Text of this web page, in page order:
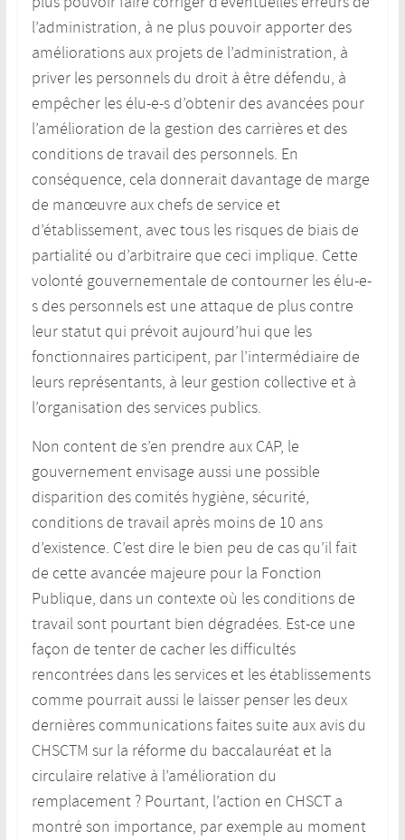
l’administration, à ne plus pouvoir apporter des
améliorations aux projets de l’administration, à
priver les personnels du droit à être défendu, à
empêcher les élu-e-s d’obtenir des avancées pour
l’amélioration de la gestion des carrières et des
conditions de travail des personnels. En
conséquence, cela donnerait davantage de marge
de manœuvre aux chefs de service et
d’établissement, avec tous les risques de biais de
partialité ou d’arbitraire que ceci implique. Cette
volonté gouvernementale de contourner les élu-e-
s des personnels est une attaque de plus contre
leur statut qui prévoit aujourd’hui que les
fonctionnaires participent, par l’intermédiaire de
leurs représentants, à leur gestion collective et à
l’organisation des services publics.
Non content de s’en prendre aux CAP, le
gouvernement envisage aussi une possible
disparition des comités hygiène, sécurité,
conditions de travail après moins de 10 ans
d’existence. C’est dire le bien peu de cas qu’il fait
de cette avancée majeure pour la Fonction
Publique, dans un contexte où les conditions de
travail sont pourtant bien dégradées. Est-ce une
façon de tenter de cacher les difficultés
rencontrées dans les services et les établissements
comme pourrait aussi le laisser penser les deux
dernières communications faites suite aux avis du
CHSCTM sur la réforme du baccalauréat et la
circulaire relative à l’amélioration du
remplacement ? Pourtant, l’action en CHSCT a
montré son importance, par exemple au moment